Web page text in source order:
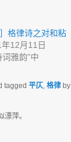
］格律诗之对和粘
12月11日
词雅韵”中
tagged 平仄, 格律 by
萍。